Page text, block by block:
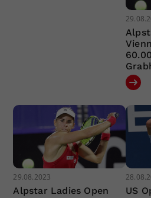
29.08.2023
Alpstar Ladies Open
US